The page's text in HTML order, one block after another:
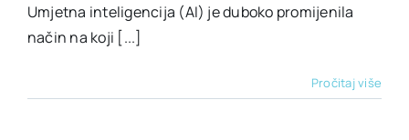
Umjetna inteligencija (AI) je duboko promijenila
način na koji [...]
Pročitaj više